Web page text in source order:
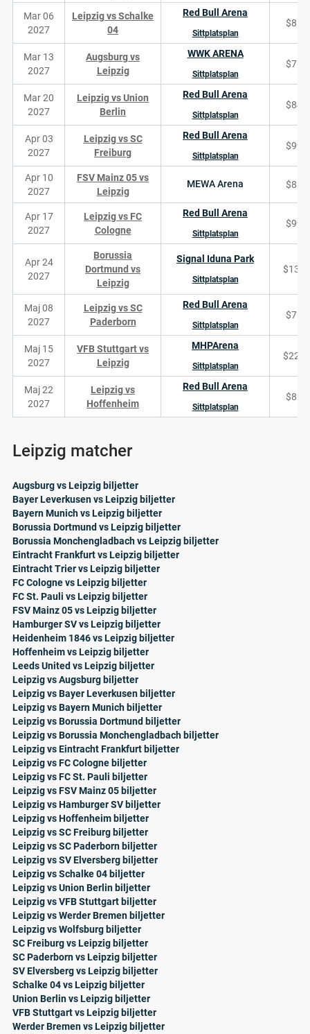
Mar 06
2027
Leipzig vs Schalke
04
Red Bull Arena
Sittplatsplan
$85
Mar 13
2027
Augsburg vs
Leipzig
WWK ARENA
Sittplatsplan
$76
Mar 20
2027
Leipzig vs Union
Berlin
Red Bull Arena
Sittplatsplan
$84
Apr 03
2027
Leipzig vs SC
Freiburg
Red Bull Arena
Sittplatsplan
$99
Apr 10
2027
FSV Mainz 05 vs
Leipzig
MEWA Arena $88
Apr 17
2027
Leipzig vs FC
Cologne
Red Bull Arena
Sittplatsplan
$99
Apr 24
2027
Borussia
Dortmund vs
Leipzig
Signal Iduna Park
Sittplatsplan
$138
Maj 08
2027
Leipzig vs SC
Paderborn
Red Bull Arena
Sittplatsplan
$76
Maj 15
2027
VFB Stuttgart vs
Leipzig
MHPArena
Sittplatsplan
$227
Maj 22
2027
Leipzig vs
Hoffenheim
Red Bull Arena
Sittplatsplan
$85
Leipzig matcher
Augsburg vs Leipzig biljetter
Bayer Leverkusen vs Leipzig biljetter
Bayern Munich vs Leipzig biljetter
Borussia Dortmund vs Leipzig biljetter
Borussia Monchengladbach vs Leipzig biljetter
Eintracht Frankfurt vs Leipzig biljetter
Eintracht Trier vs Leipzig biljetter
FC Cologne vs Leipzig biljetter
FC St. Pauli vs Leipzig biljetter
FSV Mainz 05 vs Leipzig biljetter
Hamburger SV vs Leipzig biljetter
Heidenheim 1846 vs Leipzig biljetter
Hoffenheim vs Leipzig biljetter
Leeds United vs Leipzig biljetter
Leipzig vs Augsburg biljetter
Leipzig vs Bayer Leverkusen biljetter
Leipzig vs Bayern Munich biljetter
Leipzig vs Borussia Dortmund biljetter
Leipzig vs Borussia Monchengladbach biljetter
Leipzig vs Eintracht Frankfurt biljetter
Leipzig vs FC Cologne biljetter
Leipzig vs FC St. Pauli biljetter
Leipzig vs FSV Mainz 05 biljetter
Leipzig vs Hamburger SV biljetter
Leipzig vs Hoffenheim biljetter
Leipzig vs SC Freiburg biljetter
Leipzig vs SC Paderborn biljetter
Leipzig vs SV Elversberg biljetter
Leipzig vs Schalke 04 biljetter
Leipzig vs Union Berlin biljetter
Leipzig vs VFB Stuttgart biljetter
Leipzig vs Werder Bremen biljetter
Leipzig vs Wolfsburg biljetter
SC Freiburg vs Leipzig biljetter
SC Paderborn vs Leipzig biljetter
SV Elversberg vs Leipzig biljetter
Schalke 04 vs Leipzig biljetter
Union Berlin vs Leipzig biljetter
VFB Stuttgart vs Leipzig biljetter
Werder Bremen vs Leipzig biljetter